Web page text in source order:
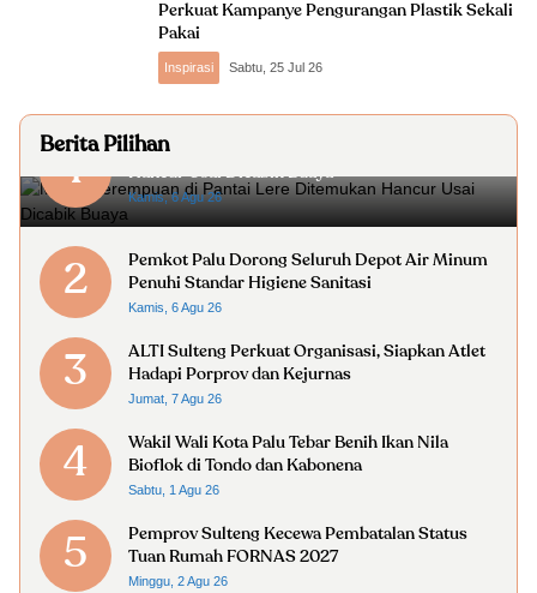
Perkuat Kampanye Pengurangan Plastik Sekali
Pakai
Inspirasi Sabtu, 25 Jul 26
Berita Pilihan
1
Mayat Perempuan di Pantai Lere Ditemukan
Hancur Usai Dicabik Buaya
Kamis, 6 Agu 26
2
Pemkot Palu Dorong Seluruh Depot Air Minum
Penuhi Standar Higiene Sanitasi
Kamis, 6 Agu 26
3
ALTI Sulteng Perkuat Organisasi, Siapkan Atlet
Hadapi Porprov dan Kejurnas
Jumat, 7 Agu 26
4
Wakil Wali Kota Palu Tebar Benih Ikan Nila
Bioflok di Tondo dan Kabonena
Sabtu, 1 Agu 26
5
Pemprov Sulteng Kecewa Pembatalan Status
Tuan Rumah FORNAS 2027
Minggu, 2 Agu 26